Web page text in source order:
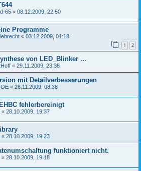
65 « 08.12.2009, 22:50
Programme
« 03.12.2009, 01:18
1 2
von LED_Blinker ...
« 29.11.2009, 23:38
mit Detailverbesserungen
« 26.11.2009, 08:38
fehlerbereinigt
« 28.10.2009, 19:37
« 28.10.2009, 19:23
funktioniert nicht.
« 28.10.2009, 19:18